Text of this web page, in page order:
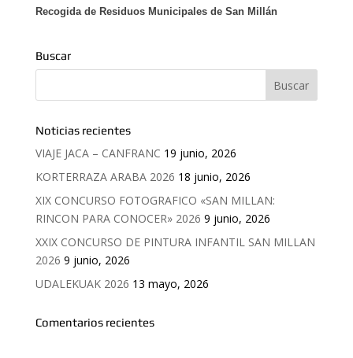
Recogida de Residuos Municipales de San Millán
Buscar
Noticias recientes
VIAJE JACA – CANFRANC 19 junio, 2026
KORTERRAZA ARABA 2026 18 junio, 2026
XIX CONCURSO FOTOGRAFICO «SAN MILLAN:
RINCON PARA CONOCER» 2026 9 junio, 2026
XXIX CONCURSO DE PINTURA INFANTIL SAN MILLAN
2026 9 junio, 2026
UDALEKUAK 2026 13 mayo, 2026
Comentarios recientes